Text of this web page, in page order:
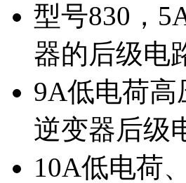
型号830，
器的后级电
9A低电荷高
逆变器后级
10A低电荷